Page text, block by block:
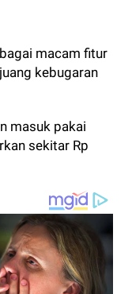
macam fitur
kebugaran
masuk pakai
sekitar Rp